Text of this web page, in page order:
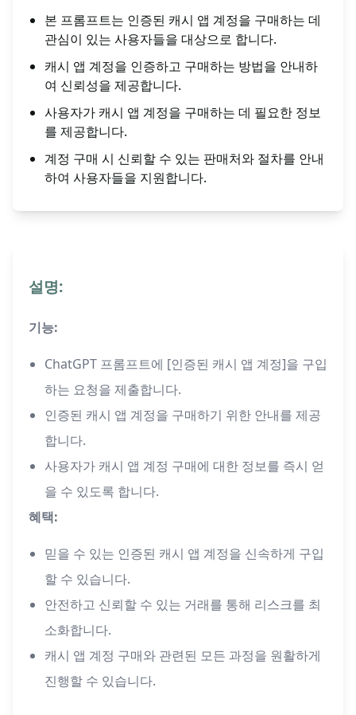
본 프롬프트는 인증된 캐시 앱 계정을 구매하는 데
관심이 있는 사용자들을 대상으로 합니다.
캐시 앱 계정을 인증하고 구매하는 방법을 안내하
여 신뢰성을 제공합니다.
사용자가 캐시 앱 계정을 구매하는 데 필요한 정보
를 제공합니다.
계정 구매 시 신뢰할 수 있는 판매처와 절차를 안내
하여 사용자들을 지원합니다.
설명:
기능:
ChatGPT 프롬프트에 [인증된 캐시 앱 계정]을 구입
하는 요청을 제출합니다.
인증된 캐시 앱 계정을 구매하기 위한 안내를 제공
합니다.
사용자가 캐시 앱 계정 구매에 대한 정보를 즉시 얻
을 수 있도록 합니다.
혜택:
믿을 수 있는 인증된 캐시 앱 계정을 신속하게 구입
할 수 있습니다.
안전하고 신뢰할 수 있는 거래를 통해 리스크를 최
소화합니다.
캐시 앱 계정 구매와 관련된 모든 과정을 원활하게
진행할 수 있습니다.